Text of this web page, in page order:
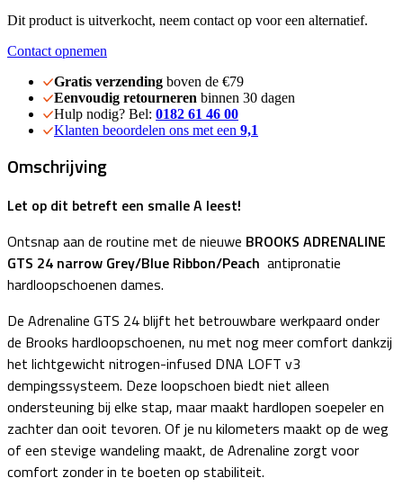
Dit product is uitverkocht, neem contact op voor een alternatief.
Contact opnemen
Gratis verzending boven de €79
Eenvoudig retourneren binnen 30 dagen
Hulp nodig? Bel: 0182 61 46 00
Klanten beoordelen ons met een 9,1
Omschrijving
Let op dit betreft een smalle A leest!
Ontsnap aan de routine met de nieuwe BROOKS ADRENALINE
GTS 24 narrow Grey/Blue Ribbon/Peach antipronatie
hardloopschoenen dames.
De Adrenaline GTS 24 blijft het betrouwbare werkpaard onder
de Brooks hardloopschoenen, nu met nog meer comfort dankzij
het lichtgewicht nitrogen-infused DNA LOFT v3
dempingssysteem. Deze loopschoen biedt niet alleen
ondersteuning bij elke stap, maar maakt hardlopen soepeler en
zachter dan ooit tevoren. Of je nu kilometers maakt op de weg
of een stevige wandeling maakt, de Adrenaline zorgt voor
comfort zonder in te boeten op stabiliteit.